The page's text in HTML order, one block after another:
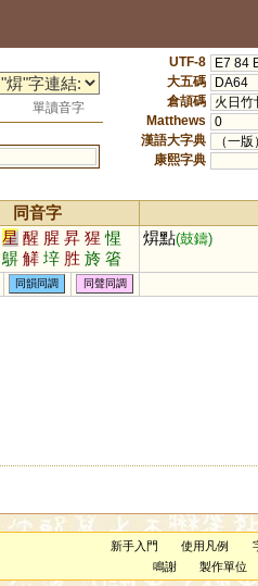
單讀音字
UTF-8
E7 84
大五碼
DA64
倉頡碼
火日竹
Matthews
0
漢語大字典
（一
康熙字典
同音字
星 醒 腥 昇 猩 惺
鵿 觲 垶 胜 旍 箵
陞
焺點(鼓鑄)
同韻同調 同聲同調
新手入門 使用凡例
鳴謝
製作單位